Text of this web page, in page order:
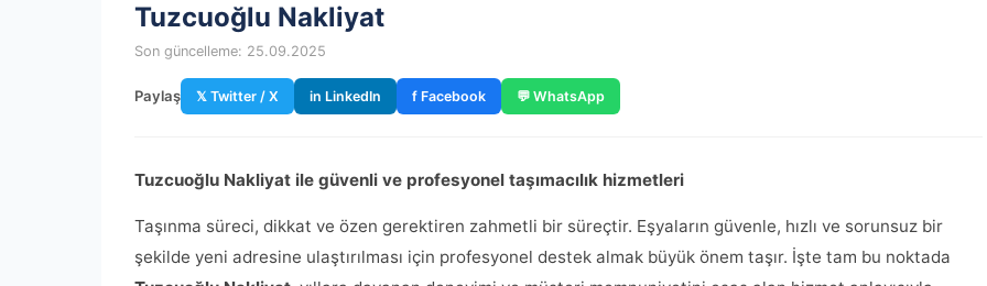
Tuzcuoğlu Nakliyat
Son güncelleme: 25.09.2025
Paylaş 𝕏 Twitter / X in LinkedIn f Facebook 💬 WhatsApp
Tuzcuoğlu Nakliyat ile güvenli ve profesyonel taşımacılık hizmetleri
Taşınma süreci, dikkat ve özen gerektiren zahmetli bir süreçtir. Eşyaların güvenle, hızlı ve sorunsuz bir
şekilde yeni adresine ulaştırılması için profesyonel destek almak büyük önem taşır. İşte tam bu noktada